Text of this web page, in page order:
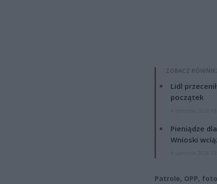
ZOBACZ
Lidl
początek
Pieniądze
Wnioski
Patrole, OPP,